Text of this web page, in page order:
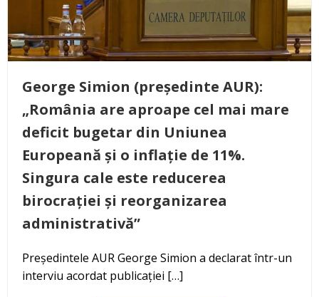
George Simion (președinte AUR):
„România are aproape cel mai mare
deficit bugetar din Uniunea
Europeană și o inflație de 11%.
Singura cale este reducerea
birocrației și reorganizarea
administrativă”
Președintele AUR George Simion a declarat într-un
interviu acordat publicației […]